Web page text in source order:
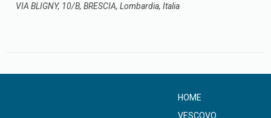
VIA BLIGNY, 10/B, BRESCIA, Lombardia, Italia
HOME
VESCOVO